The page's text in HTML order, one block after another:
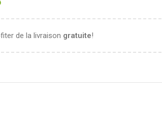
de la livraison gratuite!